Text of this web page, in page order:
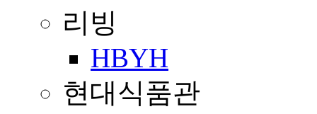
리빙
HBYH
현대식품관